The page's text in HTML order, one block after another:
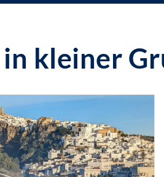
kleiner